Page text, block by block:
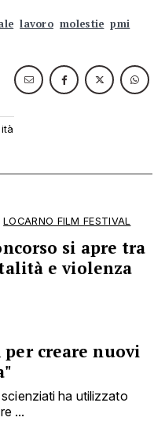
lavoro molestie pmi
LOCARNO FILM FESTIVAL
si apre tra
e violenza
creare nuovi
ha utilizzato
...